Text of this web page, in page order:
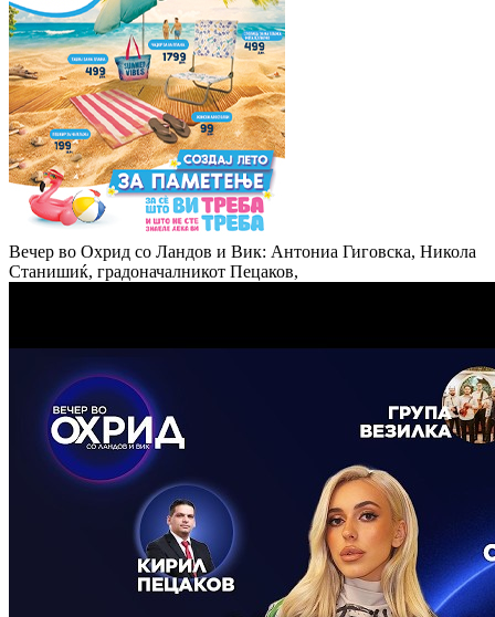
Вечер во Охрид со Ландов и Вик: Антониа Гиговска, Никола
Станишиќ, градоначалникот Пецаков,